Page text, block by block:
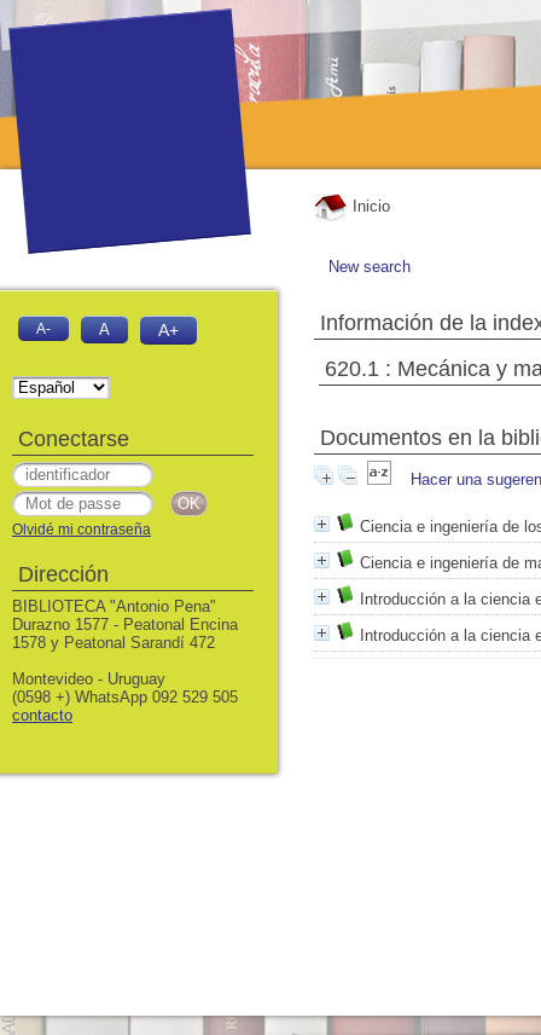
Inicio
New search
Información de la
620.1 : Mecánica y
Documentos en la
Hacer una
Ciencia e ingeniería de
Ciencia e ingeniería de
Introducción a la ciencia
Introducción a la ciencia
A- A A+
Conectarse
Olvidé mi contraseña
Dirección
BIBLIOTECA "Antonio Pena"
Durazno 1577 - Peatonal Encina
1578 y Peatonal Sarandí 472
Montevideo - Uruguay
(0598 +) WhatsApp 092 529 505
contacto